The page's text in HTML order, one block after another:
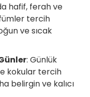
hafif, ferah ve
tercih
ve sıcak
: Günlük
kokular tercih
belirgin ve kalıcı